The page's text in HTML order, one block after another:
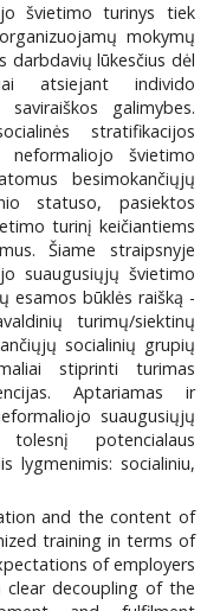
švietimo turinys tiek
mokymų
darbdavių lūkesčius dėl
atsiejant individo
galimybes.
stratifikacijos
neformaliojo švietimo
besimokančiųjų
statuso, pasiektos
turinį keičiantiems
Šiame straipsnyje
suaugusiųjų švietimo
esamos būklės raišką -
turimų/siektinų
socialinių grupių
stiprinti turimas
Aptariamas ir
suaugusiųjų
potencialaus
lygmenimis: socialiniu,
and the content of
training in terms of
of employers
clear decoupling of the